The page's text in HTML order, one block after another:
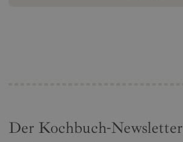
Der Kochbuch-Newsletter